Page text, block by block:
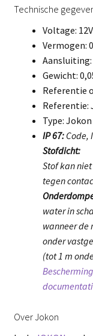
Technische
Voltage: 12V
Vermogen:
Gewicht:
Referentie
Referentie:
Type:
IP 67:Code,
Stofdicht:
Stof kan
tegen
water in
wanneer de
onder
(tot 1 m
Over Jokon